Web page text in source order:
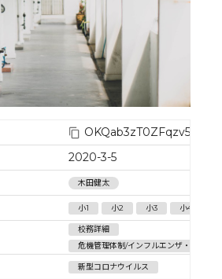
OKQab3zT0ZFqzv5lBJvw
2020-3-5
木田健太
小1 小2 小3 小4
校務詳細
危機管理体制/インフルエンザ・感染性
新型コロナウイルス